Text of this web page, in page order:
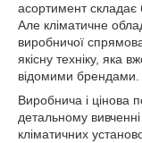
асортимент складає
Але кліматичне
виробничої
якісну техніку, яка
відомими брендами.
Виробнича і цінова
детальному
кліматичних